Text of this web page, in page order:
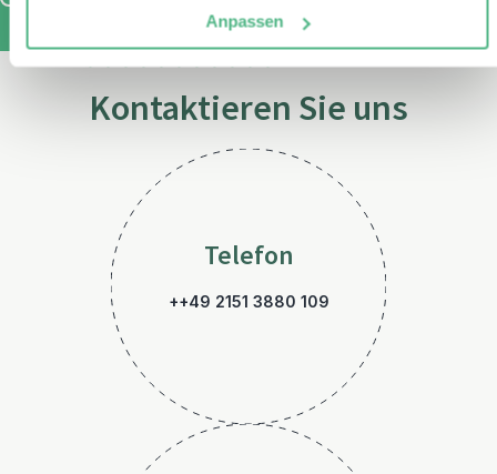
Anpassen
Kontaktieren Sie uns
Telefon
++49 2151 3880 109